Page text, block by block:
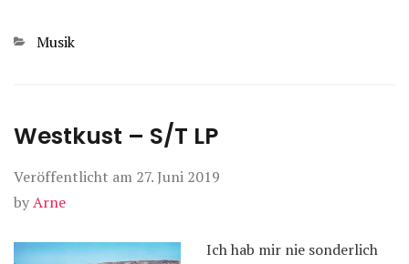
Kategorien
Musik
Westkust – S/T LP
Veröffentlicht am 27. Juni 2019
byArne
Ich hab mir nie sonderlich